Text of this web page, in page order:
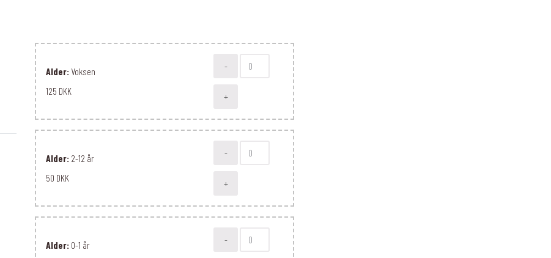
Alder: Voksen
125 DKK
-
+
Alder: 2-12 år
50 DKK
-
+
Alder: 0-1 år
-